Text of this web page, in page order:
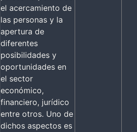
el acercamiento de
las personas y la
apertura de
diferentes
posibilidades y
oportunidades en
el sector
económico,
financiero, jurídico
entre otros. Uno de
dichos aspectos es